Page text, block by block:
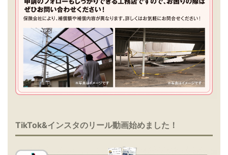
TikTok&インスタのリール動画始めました！